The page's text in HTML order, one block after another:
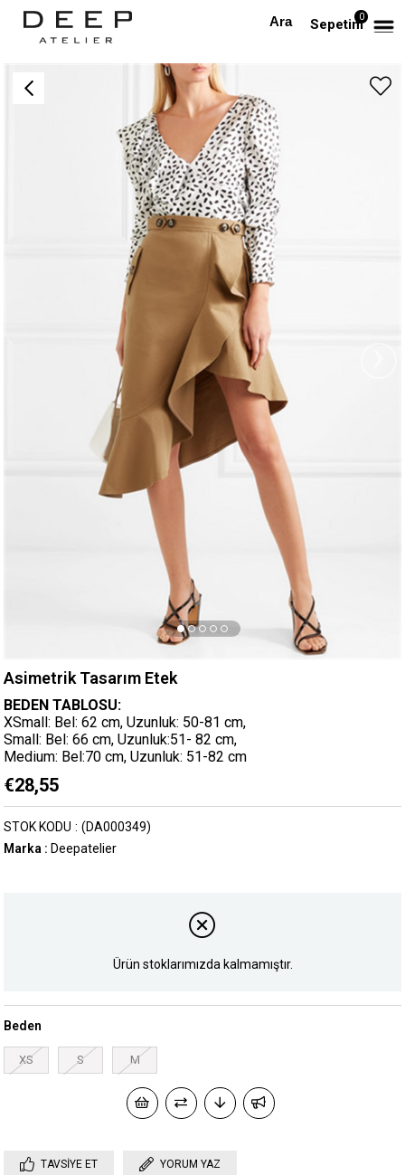
Sepetim0
Anasayfa Asimetrik Tasarım Etek
Asimetrik Tasarım Etek
BEDEN TABLOSU:
XSmall: Bel: 62 cm, Uzunluk: 50-81 cm,
Small: Bel: 66 cm, Uzunluk:51- 82 cm,
Medium: Bel:70 cm, Uzunluk: 51-82 cm
€28,55
(DA000349)
STOK KODU
Marka : Deepatelier
Ürün stoklarımızda kalmamıştır.
Beden
XS S M
TAVSIYE ET YORUM YAZ